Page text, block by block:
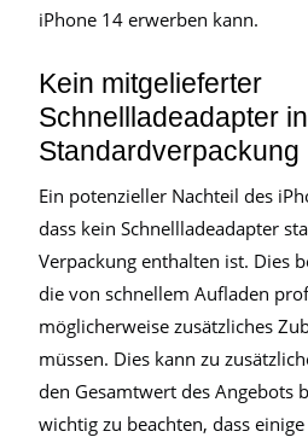
iPhone 14 erwerben kann.
Kein mitgelieferter
Schnellladeadapter
Standardverpackung
Ein potenzieller Nachteil des
dass kein Schnellladeadapter
Verpackung enthalten ist. Dies
die von schnellem Aufladen
möglicherweise zusätzliches
müssen. Dies kann zu
den Gesamtwert des Angebots
wichtig zu beachten, dass